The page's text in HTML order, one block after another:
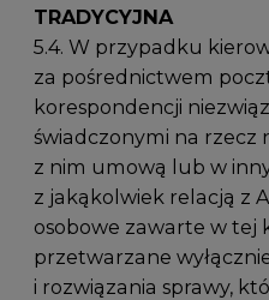
TRADYCYJNA
5.4. W przypadku
za pośrednictwem
korespondencji
świadczonymi na rzecz
z nim umową lub w
z jakąkolwiek relacją z
osobowe zawarte w tej
przetwarzane
i rozwiązania sprawy,